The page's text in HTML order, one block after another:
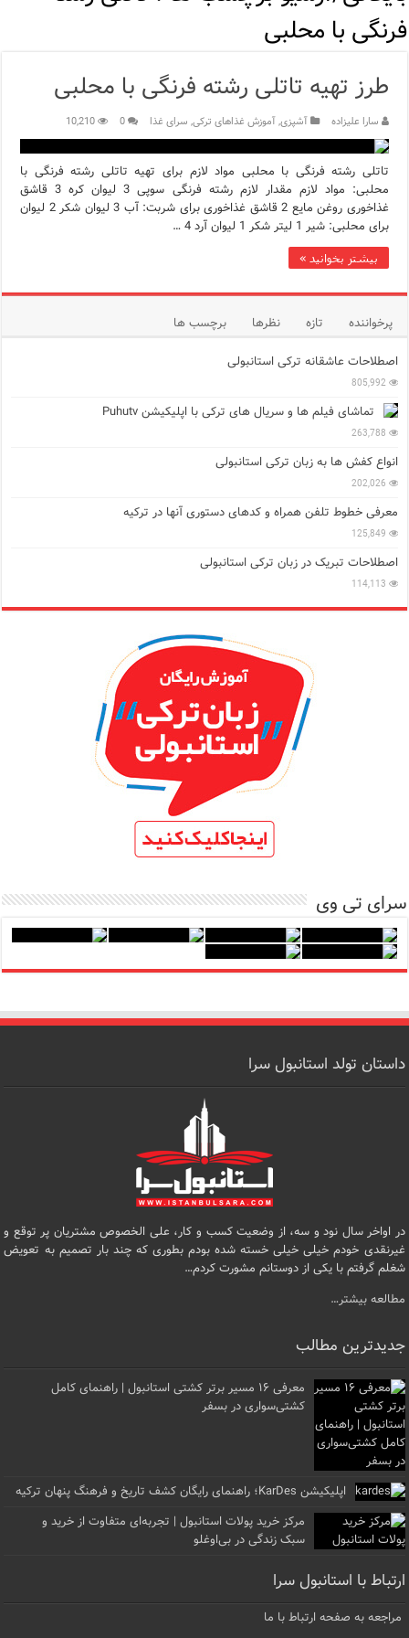
مرکز خرید پولات استانبول | تجربه‌ای متفاوت از خرید و سبک
ویژگی‌های رفتاری و اجتماعی در زبان ترکی استانبولی
ویژگی‌های منفی شخصیت در زبان ترکی استانبولی
ویژگی‌های مثبت شخصیت در زبان ترکی استانبولی
موزه افسانه‌های کارتال استانبول؛ سفری به دنیای قصه‌ها در
موزه ساعت کاخ توپکاپی استانبول
اجاره خانه در استانبول چگونه است؟ راهنمای کامل در سال 2026
فرنگی با محلبی
طرز تهیه تاتلی رشته فرنگی با محلبی
سارا علیزاده آشپزی,آموزش غذاهای ترکی, سرای غذا 0
10,210
تاتلی رشته فرنگی با محلبی مواد لازم برای تهیه تاتلی رشته فرنگی با
محلبی: مواد لازم مقدار لازم رشته فرنگی سوپی 3 لیوان کره 3 قاشق
غذاخوری روغن مایع 2 قاشق غذاخوری برای شربت: آب 3 لیوان شکر 2 لیوان
برای محلبی: شیر 1 لیتر شکر 1 لیوان آرد 4 …
بیشتر بخوانید »
پرخواننده تازه نظرها
برچسب ها
اصطلاحات عاشقانه ترکی استانبولی
805,992
تماشای فیلم ها و سریال های ترکی با اپلیکیشن Puhutv
263,788
انواع کفش ها به زبان ترکی استانبولی
202,026
معرفی خطوط تلفن همراه و کدهای دستوری آنها در ترکیه
125,849
اصطلاحات تبریک در زبان ترکی استانبولی
114,113
سرای تی وی
داستان تولد استانبول سرا
در اواخر سال نود و سه، از وضعیت کسب و کار، علی الخصوص مشتریان پر توقع و
غیرنقدی خودم خیلی خیلی خسته شده بودم بطوری که چند بار تصمیم به تعویض
شغلم گرفتم با یکی از دوستانم مشورت کردم…
مطالعه بیشتر…
جدیدترین مطالب
معرفی ۱۶ مسیر برتر کشتی استانبول | راهنمای کامل
کشتی‌سواری در بسفر
اپلیکیشن KarDes؛ راهنمای رایگان کشف تاریخ و فرهنگ پنهان ترکیه
مرکز خرید پولات استانبول | تجربه‌ای متفاوت از خرید و
سبک زندگی در بی‌اوغلو
ارتباط با استانبول سرا
مراجعه به صفحه ارتباط با ما